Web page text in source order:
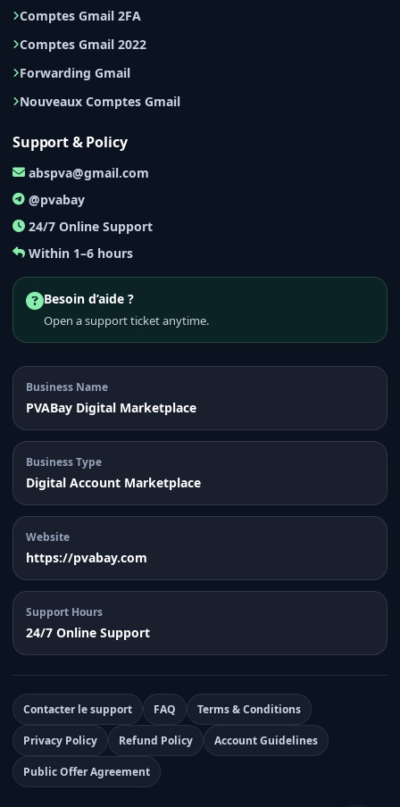
Comptes Gmail 2FA
Comptes Gmail 2022
Forwarding Gmail
Nouveaux Comptes Gmail
Support & Policy
abspva@gmail.com
@pvabay
24/7 Online Support
Within 1–6 hours
Besoin d’aide ?
Open a support ticket anytime.
Business Name
PVABay Digital Marketplace
Business Type
Digital Account Marketplace
Website
https://pvabay.com
Support Hours
24/7 Online Support
Contacter le support FAQ Terms & Conditions
Privacy Policy Refund Policy Account Guidelines
Public Offer Agreement